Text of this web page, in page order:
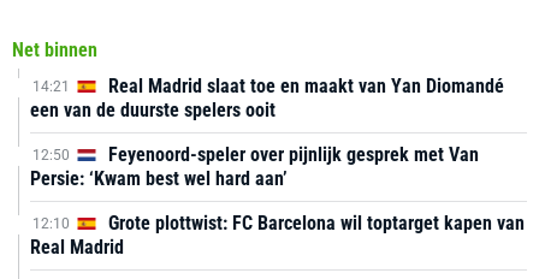
Net binnen
14:21
Real Madrid slaat toe en maakt van Yan Diomandé
een van de duurste spelers ooit
12:50
Feyenoord-speler over pijnlijk gesprek met Van
Persie: ‘Kwam best wel hard aan’
12:10
Grote plottwist: FC Barcelona wil toptarget kapen van
Real Madrid